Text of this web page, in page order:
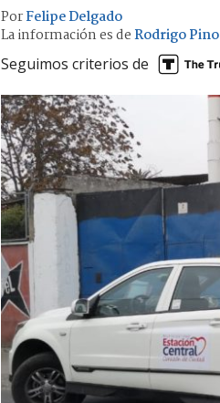
PorFelipe Delgado
La información es deRodrigo Pino
Seguimos criterios de